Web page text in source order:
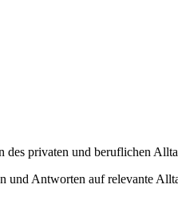
des privaten und beruflichen
und Antworten auf relevante